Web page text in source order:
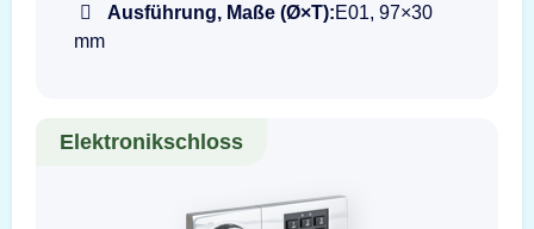
Ausführung, Maße (Ø×T):E01, 97×30
mm
Elektronikschloss